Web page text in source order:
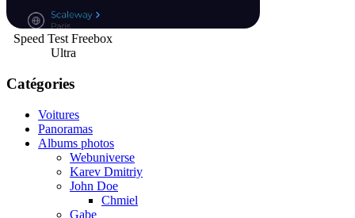
Speed Test Freebox
Ultra
Catégories
Voitures
Panoramas
Albums photos
Webuniverse
Karev Dmitriy
John Doe
Chmiel
Gabe